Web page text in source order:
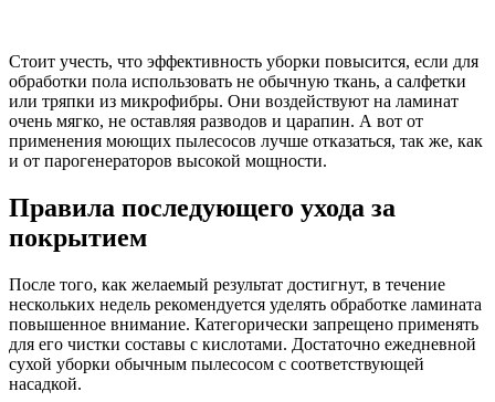
Стоит учесть, что эффективность уборки повысится, если для
обработки пола использовать не обычную ткань, а салфетки
или тряпки из микрофибры. Они воздействуют на ламинат
очень мягко, не оставляя разводов и царапин. А вот от
применения моющих пылесосов лучше отказаться, так же, как
и от парогенераторов высокой мощности.
Правила последующего ухода за
покрытием
После того, как желаемый результат достигнут, в течение
нескольких недель рекомендуется уделять обработке ламината
повышенное внимание. Категорически запрещено применять
для его чистки составы с кислотами. Достаточно ежедневной
сухой уборки обычным пылесосом с соответствующей
насадкой.